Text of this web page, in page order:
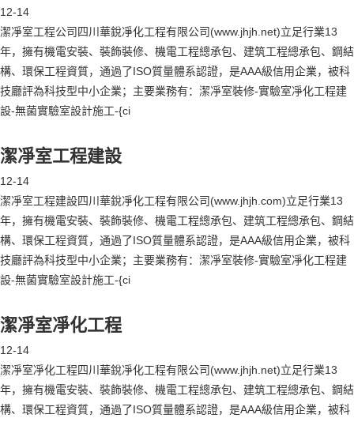
12-14
潔凈室工程公司四川華銳凈化工程有限公司(www.jhjh.net)立足行業13
年，擁有機電安裝、裝飾裝修、機電工程總承包、建筑工程總承包、鋼結
構、環保工程資質，通過了ISO質量體系認證，是AAA級信用企業，被科
技廳評為科技型中小企業；主要業務有：潔凈室裝修-實驗室凈化工程建
設-無菌實驗室設計施工-{ci
潔凈室工程建設
12-14
潔凈室工程建設四川華銳凈化工程有限公司(www.jhjh.com)立足行業13
年，擁有機電安裝、裝飾裝修、機電工程總承包、建筑工程總承包、鋼結
構、環保工程資質，通過了ISO質量體系認證，是AAA級信用企業，被科
技廳評為科技型中小企業；主要業務有：潔凈室裝修-實驗室凈化工程建
設-無菌實驗室設計施工-{ci
潔凈室凈化工程
12-14
潔凈室凈化工程四川華銳凈化工程有限公司(www.jhjh.net)立足行業13
年，擁有機電安裝、裝飾裝修、機電工程總承包、建筑工程總承包、鋼結
構、環保工程資質，通過了ISO質量體系認證，是AAA級信用企業，被科